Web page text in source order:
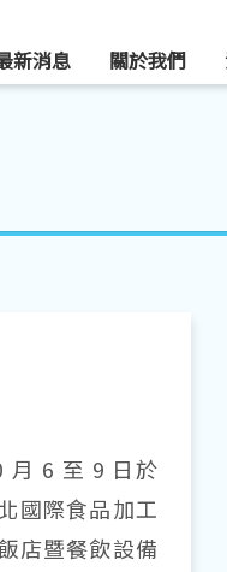
新消息 關於我們
月 6 至 9 日於
國際食品加工
店暨餐飲設備